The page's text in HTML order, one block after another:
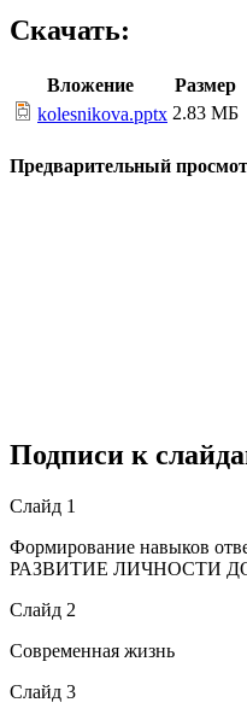
Скачать:
Вложение
Размер
kolesnikova.pptx 2.83 МБ
Предварительный
Подписи к
Слайд 1
Формирование навыков
РАЗВИТИЕ ЛИЧНОСТИ
Слайд 2
Современная жизнь
Слайд 3